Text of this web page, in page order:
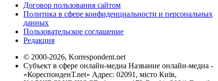
Договор пользования сайтом
Политика в сфере конфиденциальности и персональных
данных
Пользовательское соглашение
Редакция
© 2000-2026, Korrespondent.net
Субъект в сфере онлайн-медиа Название онлайн-медиа -
«КореспонденТ.net» Адрес: 02091, місто Київ,